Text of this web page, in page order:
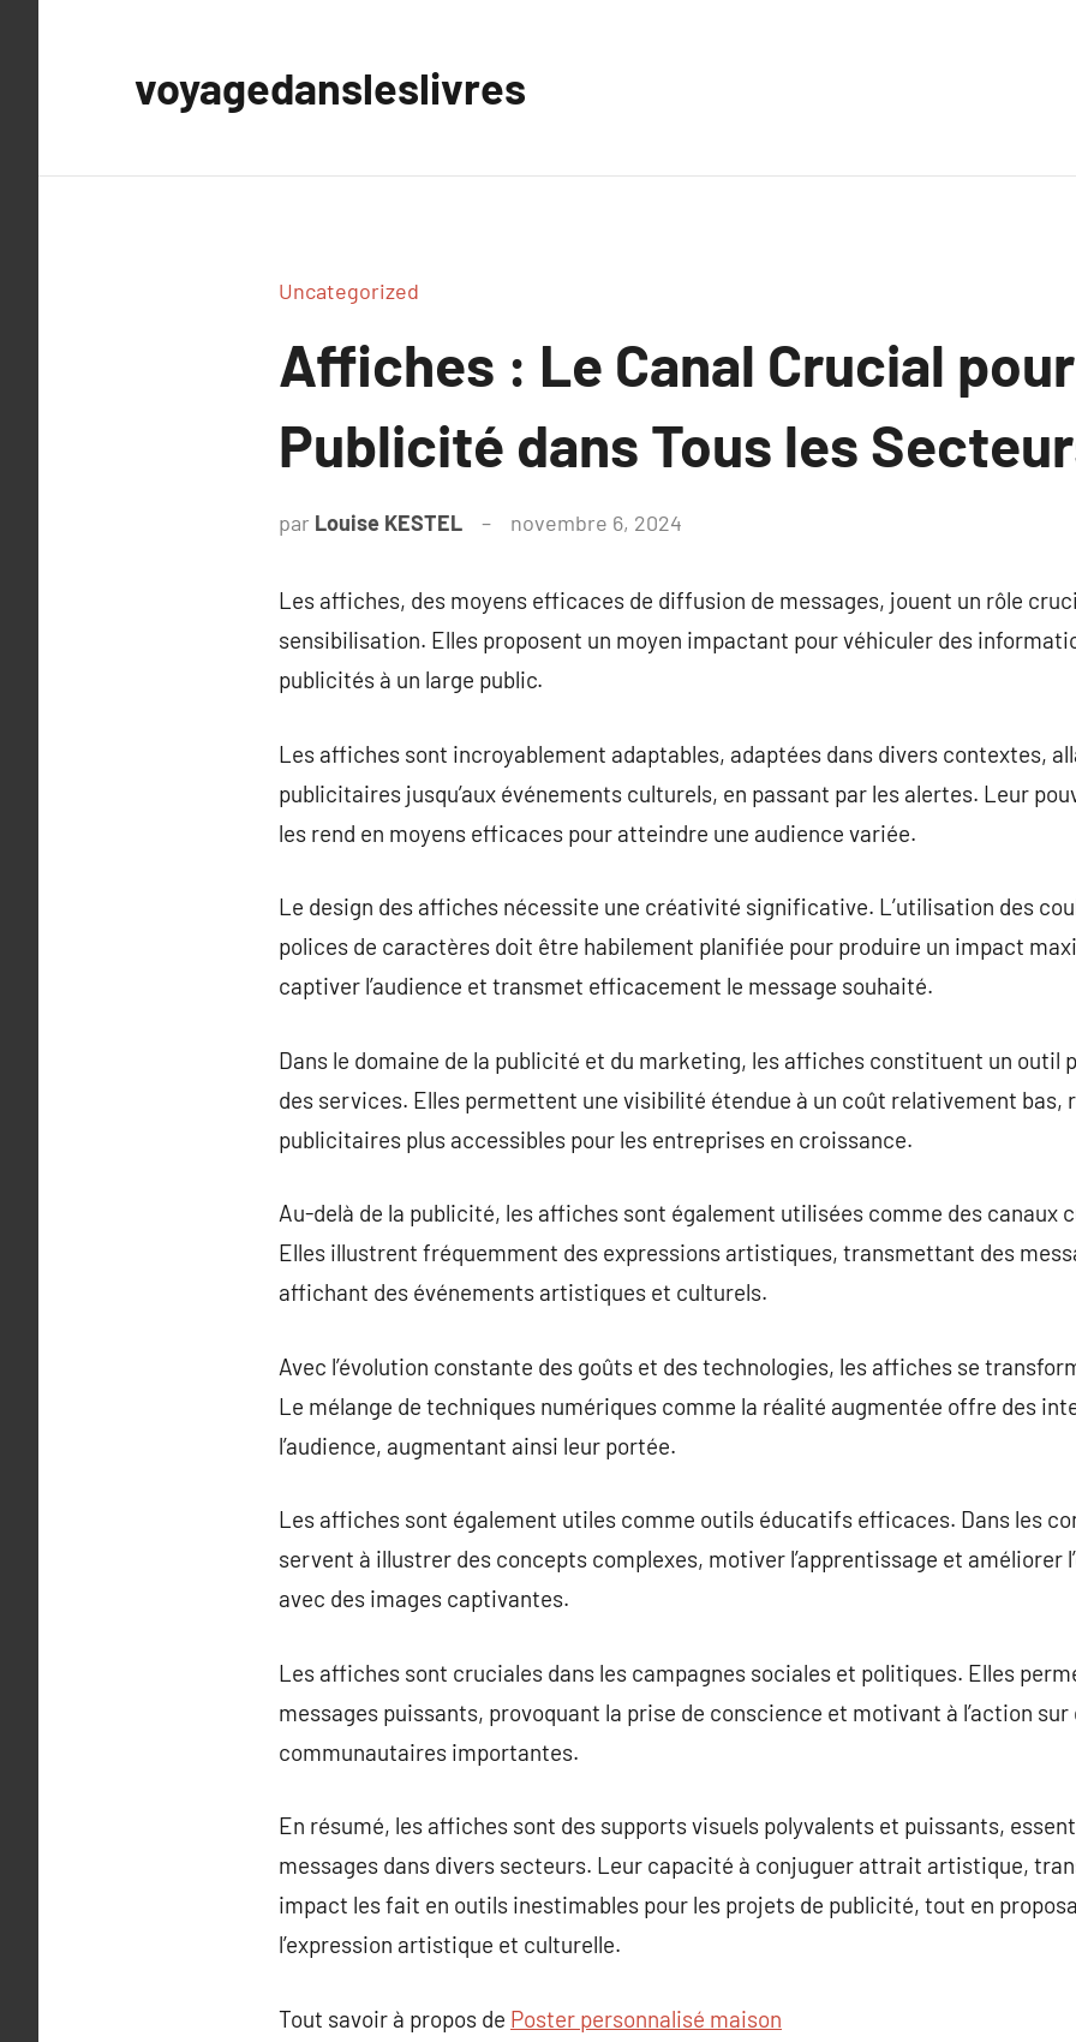
voyagedansleslivres
Uncategorized
Affiches : Le Canal Crucial
Publicité dans Tous les
par Louise KESTEL novembre 6, 2024
Les affiches, des moyens efficaces de diffusion de messages, jouent un rôle
sensibilisation. Elles proposent un moyen impactant pour véhiculer des
publicités à un large public.
Les affiches sont incroyablement adaptables, adaptées dans divers contextes,
publicitaires jusqu’aux événements culturels, en passant par les alertes. Leur
les rend en moyens efficaces pour atteindre une audience variée.
Le design des affiches nécessite une créativité significative. L’utilisation des
polices de caractères doit être habilement planifiée pour produire un impact
captiver l’audience et transmet efficacement le message souhaité.
Dans le domaine de la publicité et du marketing, les affiches constituent un outil
des services. Elles permettent une visibilité étendue à un coût relativement bas,
publicitaires plus accessibles pour les entreprises en croissance.
Au-delà de la publicité, les affiches sont également utilisées comme des canaux
Elles illustrent fréquemment des expressions artistiques, transmettant des
affichant des événements artistiques et culturels.
Avec l’évolution constante des goûts et des technologies, les affiches se
Le mélange de techniques numériques comme la réalité augmentée offre des
l’audience, augmentant ainsi leur portée.
Les affiches sont également utiles comme outils éducatifs efficaces. Dans les
servent à illustrer des concepts complexes, motiver l’apprentissage et améliorer
avec des images captivantes.
Les affiches sont cruciales dans les campagnes sociales et politiques. Elles
messages puissants, provoquant la prise de conscience et motivant à l’action
communautaires importantes.
En résumé, les affiches sont des supports visuels polyvalents et puissants,
messages dans divers secteurs. Leur capacité à conjuguer attrait artistique,
impact les fait en outils inestimables pour les projets de publicité, tout en
l’expression artistique et culturelle.
Tout savoir à propos de Poster personnalisé maison